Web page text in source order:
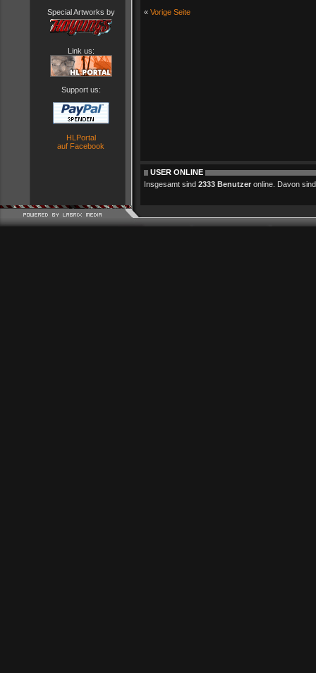
Special Artworks by
Link us:
Support us:
HLPortal
auf Facebook
« Vorige Seite
USER ONLINE
Insgesamt sind 2333 Benutzer online. Davon